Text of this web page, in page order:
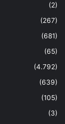
(2)
(267)
(681)
(65)
(4.792)
(639)
(105)
(3)